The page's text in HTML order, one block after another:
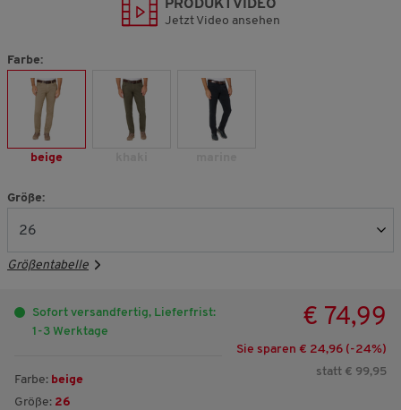
PRODUKTVIDEO
Jetzt Video ansehen
Farbe:
beige
Größe:
Größentabelle
Sofort versandfertig, Lieferfrist:
1-3 Werktage
Farbe: beige
Größe: 26
€ 74,99
Sie sparen € 24,96 (-24%)
statt € 99,95